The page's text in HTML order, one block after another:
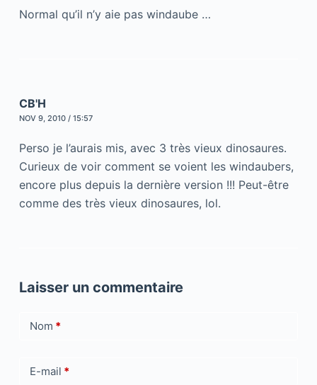
Normal qu’il n’y aie pas windaube …
CB'H
NOV 9, 2010 / 15:57
Perso je l’aurais mis, avec 3 très vieux dinosaures.
Curieux de voir comment se voient les windaubers,
encore plus depuis la dernière version !!! Peut-être
comme des très vieux dinosaures, lol.
Laisser un commentaire
Nom *
E-mail *